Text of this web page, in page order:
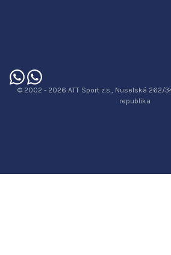
© 2002 - 2026 ATT Sport z.s., Nuselská 262/
republika